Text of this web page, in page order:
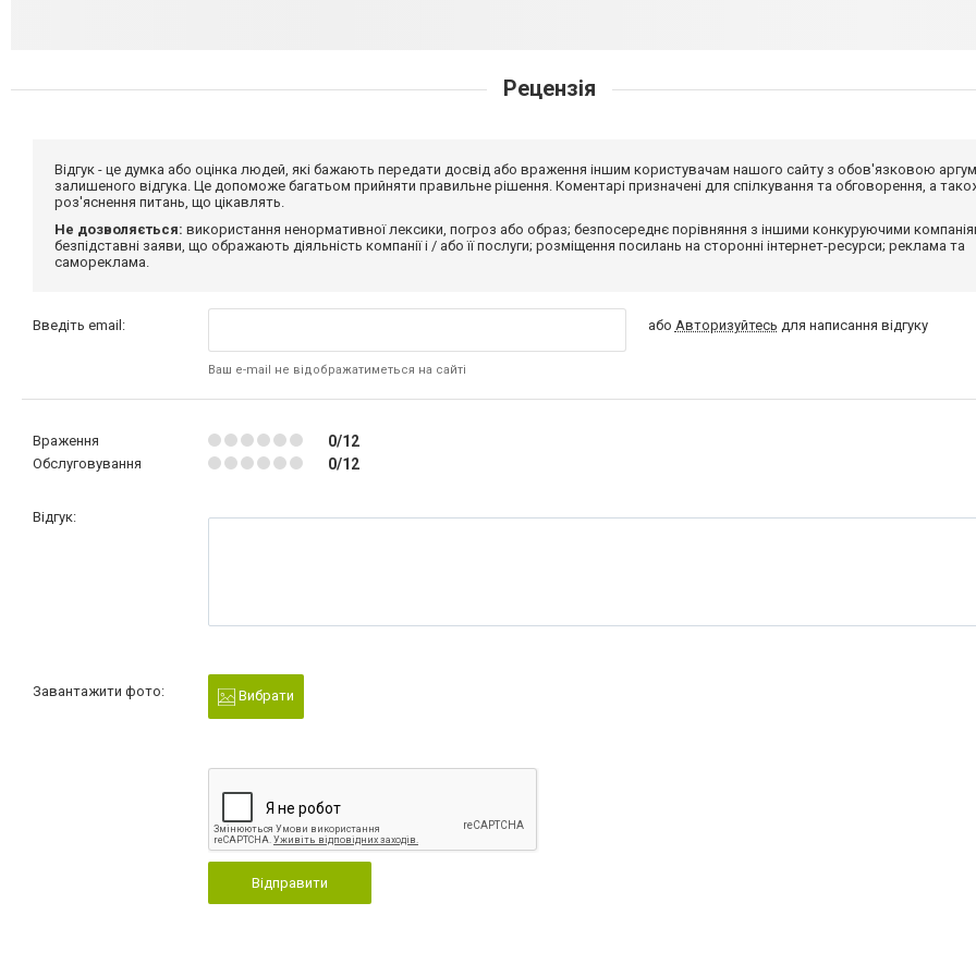
Рецензія
Відгук - це думка або оцінка людей, які бажають передати досвід або враження іншим користувачам нашого сайту з обов'язковою
залишеного відгука. Це допоможе багатьом прийняти правильне рішення. Коментарі призначені для спілкування та обговорення, а
роз'яснення питань, що цікавлять.
Не дозволяється: використання ненормативної лексики, погроз або образ; безпосереднє порівняння з іншими конкуруючими
безпідставні заяви, що ображають діяльність компанії і / або її послуги; розміщення посилань на сторонні інтернет-ресурси; реклама та
самореклама.
Введіть email:
Ваш e-mail не відображатиметься на сайті
або Авторизуйтесь для написання відгуку
Враження 0/12
Обслуговування 0/12
Відгук:
Завантажити фото: Вибрати
Відправити